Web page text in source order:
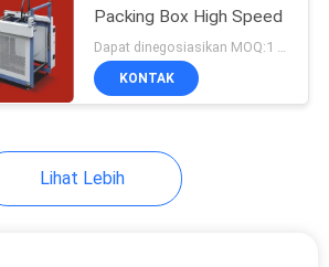
Packing Box High Speed
Dapat dinegosiasikan MOQ:1 Set / set
KONTAK
Lihat Lebih